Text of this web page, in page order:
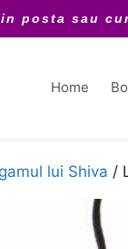
posta sau
Home
lui Shiva /